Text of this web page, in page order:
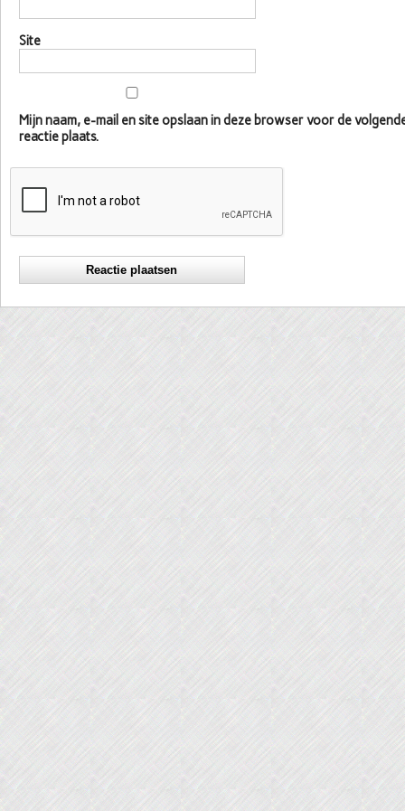
Site
Mijn naam, e-mail en site opslaan in deze browser voor de
reactie plaats.